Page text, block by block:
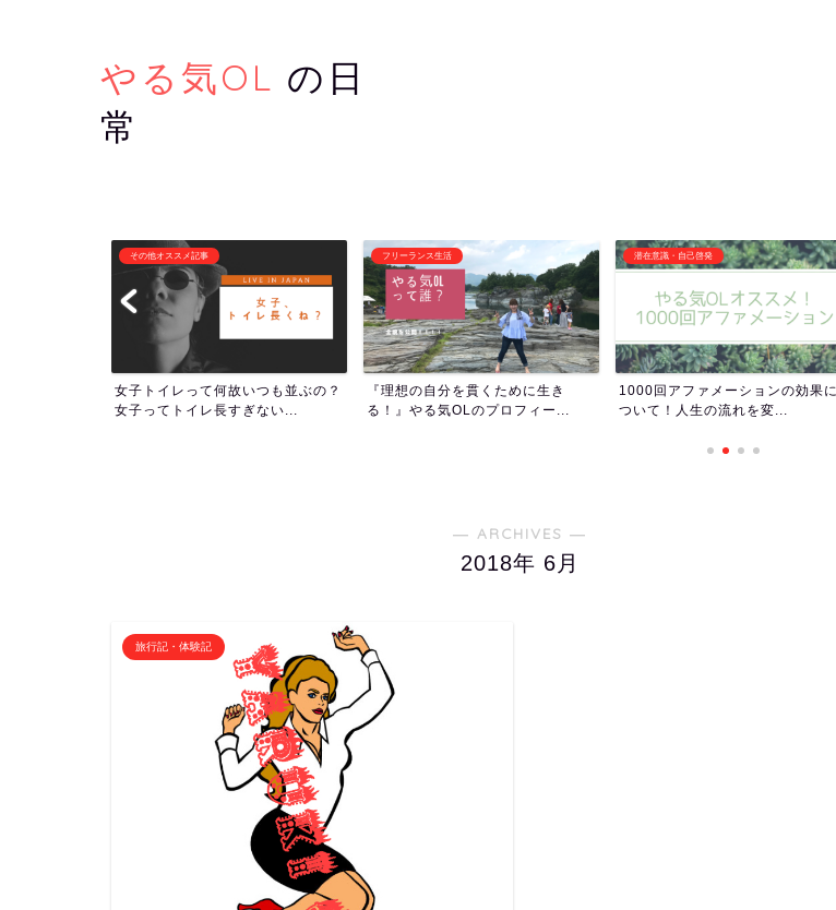
やる気OL の日
常
フリーランス生活
『理想の自分を貫くために生き
る！』やる気OLのプロフィー...
潜在意識・自己啓発
1000回アファメーションの効果に
ついて！人生の流れを変...
バストケア
【30代女子へ捧ぐ】ナイトブラの
おすすめ3選！
― ARCHIVES ―
2018年 6月
旅行記・体験記